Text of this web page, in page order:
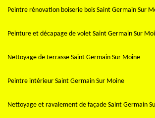
Peintre rénovation boiserie bois Saint Germain Sur
Peinture et décapage de volet Saint Germain Sur
Nettoyage de terrasse Saint Germain Sur Moine
Peintre intérieur Saint Germain Sur Moine
Nettoyage et ravalement de façade Saint Germain